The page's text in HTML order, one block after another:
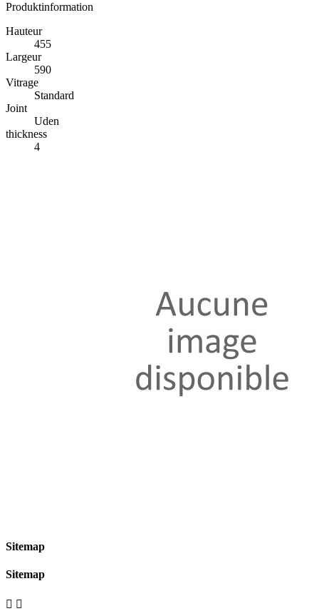
Produktinformation
Hauteur
455
Largeur
590
Vitrage
Standard
Joint
Uden
thickness
4
Sitemap
Sitemap
 